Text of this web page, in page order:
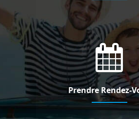
Prendre Rendez-